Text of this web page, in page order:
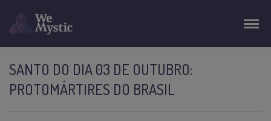
SANTO DO DIA 03 DE OUTUBRO:
PROTOMÁRTIRES DO BRASIL